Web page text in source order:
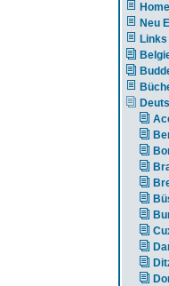
Neu
Links